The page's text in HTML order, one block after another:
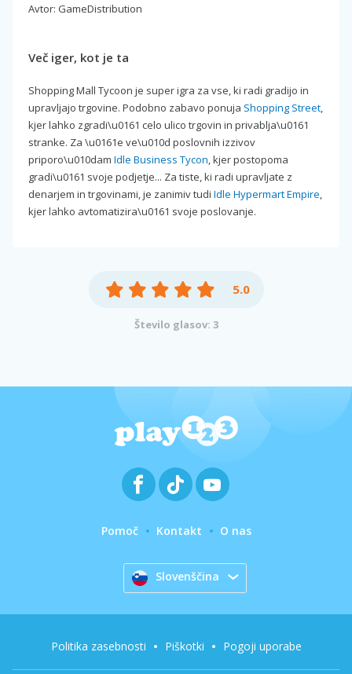
Avtor: GameDistribution
Več iger, kot je ta
Shopping Mall Tycoon je super igra za vse, ki radi gradijo in
upravljajo trgovine. Podobno zabavo ponuja Shopping Street,
kjer lahko zgradi\u0161 celo ulico trgovin in privablja\u0161
stranke. Za \u0161e ve\u010d poslovnih izzivov
priporo\u010dam Idle Business Tycon, kjer postopoma
gradi\u0161 svoje podjetje... Za tiste, ki radi upravljate z
denarjem in trgovinami, je zanimiv tudi Idle Hypermart Empire,
kjer lahko avtomatizira\u0161 svoje poslovanje.
5.0
Število glasov: 3
Pomoč Kontakt O nas
Slovenščina
Politika zasebnosti Piškotki Pogoji uporabe